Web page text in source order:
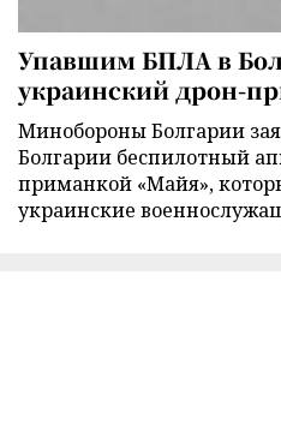
Упавшим БПЛА в
украинский дрон-
Минобороны Болгарии
Болгарии беспилотный
приманкой «Майя»,
украинские